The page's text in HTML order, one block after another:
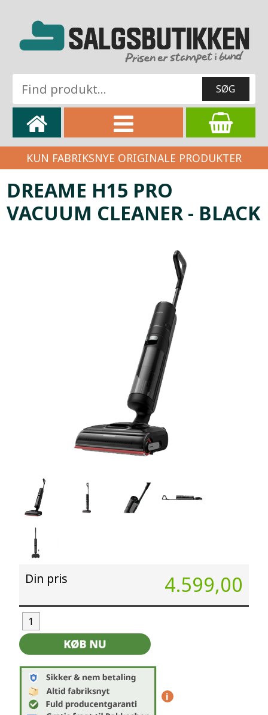
KUN FABRIKSNYE ORIGINALE PRODUKTER
DREAME H15 PRO
VACUUM CLEANER - BLACK
Din pris 4.599,00
i